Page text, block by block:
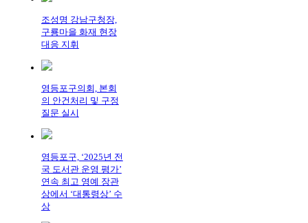
조성명 강남구청장,
구룡마을 화재 현장
대응 지휘
영등포구의회, 본회
의 안건처리 및 구정
질문 실시
영등포구, ‘2025년 전
국 도서관 운영 평가’
연속 최고 영예 장관
상에서 ‘대통령상’ 수
상